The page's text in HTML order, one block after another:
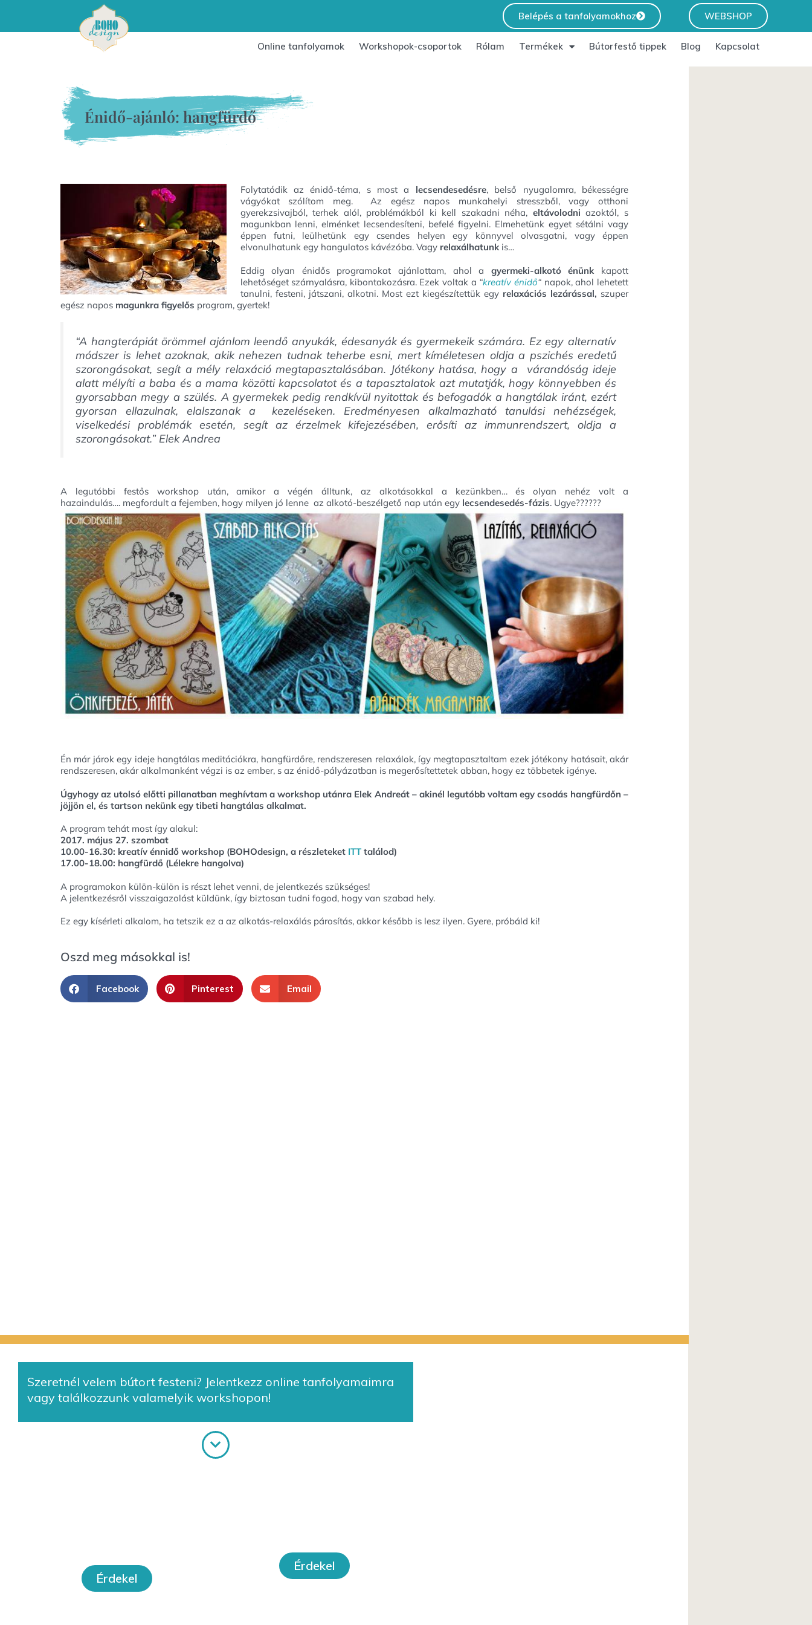
Belépés a tanfolyamokhoz WEBSHOP
Online tanfolyamok Workshopok-csoportok Rólam Termékek Bútorfestő tippek Blog Kapcsolat
Énidő-ajánló: hangfürdő
Folytatódik az énidő-téma, s most a lecsendesedésre, belső nyugalomra, békességre
vágyókat szólítom meg. Az egész napos munkahelyi stresszből, vagy otthoni
gyerekzsivajból, terhek alól, problémákból ki kell szakadni néha, eltávolodni azoktól, s
magunkban lenni, elménket lecsendesíteni, befelé figyelni. Elmehetünk egyet sétálni vagy
éppen futni, leülhetünk egy csendes helyen egy könnyvel olvasgatni, vagy éppen
elvonulhatunk egy hangulatos kávézóba. Vagy relaxálhatunkis…
Eddig olyan énidős programokat ajánlottam, ahol a gyermeki-alkotó énünk kapott
lehetőséget szárnyalásra, kibontakozásra. Ezek voltak a “kreatív énidő“ napok, ahol lehetett
tanulni, festeni, játszani, alkotni. Most ezt kiegészítettük egy relaxációs lezárással, szuper
egész napos magunkra figyelős program, gyertek!
“A hangterápiát örömmel ajánlom leendő anyukák, édesanyák és gyermekeik számára. Ez egy alternatív
módszer is lehet azoknak, akik nehezen tudnak teherbe esni, mert kíméletesen oldja a pszichés eredetű
szorongásokat, segít a mély relaxáció megtapasztalásában. Jótékony hatása, hogy a várandóság ideje
alatt mélyíti a baba és a mama közötti kapcsolatot és a tapasztalatok azt mutatják, hogy könnyebben és
gyorsabban megy a szülés. A gyermekek pedig rendkívül nyitottak és befogadók a hangtálak iránt, ezért
gyorsan ellazulnak, elalszanak a kezeléseken. Eredményesen alkalmazható tanulási nehézségek,
viselkedési problémák esetén, segít az érzelmek kifejezésében, erősíti az immunrendszert, oldja a
szorongásokat.”Elek Andrea
A legutóbbi festős workshop után, amikor a végén álltunk, az alkotásokkal a kezünkben… és olyan nehéz volt a
hazaindulás…. megfordult a fejemben, hogy milyen jó lenne az alkotó-beszélgető nap után egy lecsendesedés-fázis. Ugye??????
Én már járok egy ideje hangtálas meditációkra, hangfürdőre, rendszeresen relaxálok, így megtapasztaltam ezek jótékony hatásait, akár
rendszeresen, akár alkalmanként végzi is az ember, s az énidő-pályázatban is megerősítettetek abban, hogy ez többetek igénye.
Úgyhogy az utolsó előtti pillanatban meghívtam a workshop utánra Elek Andreát – akinél legutóbb voltam egy csodás hangfürdőn –
jöjjön el, és tartson nekünk egy tibeti hangtálas alkalmat.
A program tehát most így alakul:
2017. május 27. szombat
10.00-16.30: kreatív énnidő workshop (BOHOdesign, a részleteket ITT találod)
17.00-18.00: hangfürdő (Lélekre hangolva)
A programokon külön-külön is részt lehet venni, de jelentkezés szükséges!
A jelentkezésről visszaigazolást küldünk, így biztosan tudni fogod, hogy van szabad hely.
Ez egy kísérleti alkalom, ha tetszik ez a az alkotás-relaxálás párosítás, akkor később is lesz ilyen. Gyere, próbáld ki!
Oszd meg másokkal is!
Facebook Pinterest Email
Szeretnél velem bútort festeni? Jelentkezz online tanfolyamaimra
vagy találkozzunk valamelyik workshopon!
Érdekel
Érdekel